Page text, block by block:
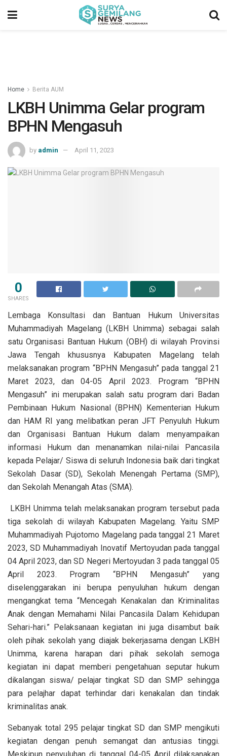
Home Berita AUM
LKBH Unimma Gelar program
BPHN Mengasuh
by admin April 11, 2023
0
SHARES
Lembaga Konsultasi dan Bantuan Hukum Universitas
Muhammadiyah Magelang (LKBH Unimma) sebagai salah
satu Organisasi Bantuan Hukum (OBH) di wilayah Provinsi
Jawa Tengah khususnya Kabupaten Magelang telah
melaksanakan program “BPHN Mengasuh” pada tanggal 21
Maret 2023, dan 04-05 April 2023. Program “BPHN
Mengasuh” ini merupakan salah satu program dari Badan
Pembinaan Hukum Nasional (BPHN) Kementerian Hukum
dan HAM RI yang melibatkan peran JFT Penyuluh Hukum
dan Organisasi Bantuan Hukum dalam menyampaikan
informasi Hukum dan menanamkan nilai-nilai Pancasila
kepada Pelajar/ Siswa di seluruh Indonesia baik dari tingkat
Sekolah Dasar (SD), Sekolah Menengah Pertama (SMP),
dan Sekolah Menangah Atas (SMA).
LKBH Unimma telah melaksanakan program tersebut pada
tiga sekolah di wilayah Kabupaten Magelang. Yaitu SMP
Muhammadiyah Pujotomo Magelang pada tanggal 21 Maret
2023, SD Muhammadiyah Inovatif Mertoyudan pada tanggal
04 April 2023, dan SD Negeri Mertoyudan 3 pada tanggal 05
April 2023. Program “BPHN Mengasuh” yang
diselenggarakan ini berupa penyuluhan hukum dengan
mengangkat tema “Mencegah Kenakalan dan Kriminalitas
Anak dengan Memahami Nilai Pancasila Dalam Kehidupan
Sehari-hari.” Pelaksanaan kegiatan ini juga disambut baik
oleh pihak sekolah yang diajak bekerjasama dengan LKBH
Unimma, karena harapan dari pihak sekolah semoga
kegiatan ini dapat memberi pengetahuan seputar hukum
dikalangan siswa/ pelajar tingkat SD dan SMP sehingga
para pelajhar dapat terhindar dari kenakalan dan tindak
kriminalitas anak.
Sebanyak total 295 pelajar tingkat SD dan SMP mengikuti
kegiatan dengan penuh semangat dan antusias tinggi.